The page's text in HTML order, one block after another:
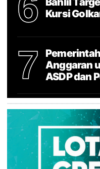
Kursi
7
Anggaran
ASDP dan